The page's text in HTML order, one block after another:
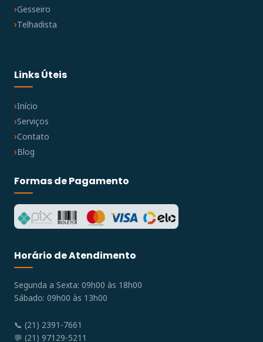
Gesseiro
Telhadista
Links Úteis
Início
Serviços
Contato
Blog
Formas de Pagamento
Horário de Atendimento
Segunda a Sexta: 09h00 às 18h00
Sábado: 09h00 às 13h00
📞 (21) 2391-7661
💬 (21) 97129-5211